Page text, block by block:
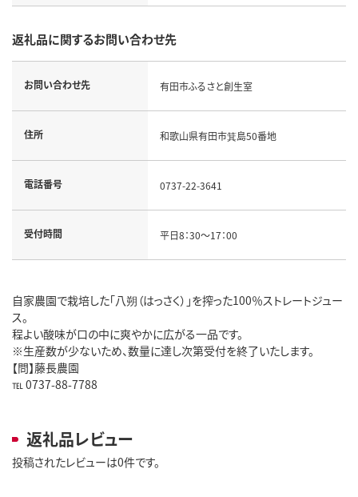
返礼品に関するお問い合わせ先
お問い合わせ先 有田市ふるさと創生室
住所 和歌山県有田市箕島50番地
電話番号 0737-22-3641
受付時間 平日8：30～17：00
自家農園で栽培した「八朔（はっさく）」を搾った100％ストレートジュー
ス。
程よい酸味が口の中に爽やかに広がる一品です。
※生産数が少ないため、数量に達し次第受付を終了いたします。
【問】藤長農園
℡ 0737-88-7788
返礼品レビュー
投稿されたレビューは0件です。